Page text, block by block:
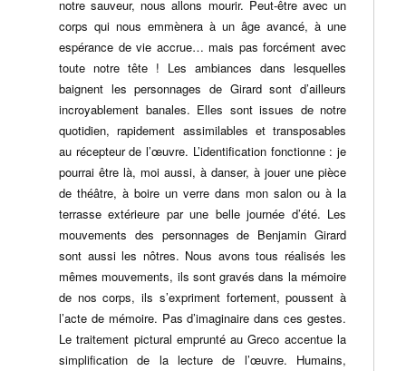
notre sauveur, nous allons mourir. Peut-être avec un
corps qui nous emmènera à un âge avancé, à une
espérance de vie accrue… mais pas forcément avec
toute notre tête ! Les ambiances dans lesquelles
baignent les personnages de Girard sont d’ailleurs
incroyablement banales. Elles sont issues de notre
quotidien, rapidement assimilables et transposables
au récepteur de l’œuvre. L’identification fonctionne : je
pourrai être là, moi aussi, à danser, à jouer une pièce
de théâtre, à boire un verre dans mon salon ou à la
terrasse extérieure par une belle journée d’été. Les
mouvements des personnages de Benjamin Girard
sont aussi les nôtres. Nous avons tous réalisés les
mêmes mouvements, ils sont gravés dans la mémoire
de nos corps, ils s’expriment fortement, poussent à
l’acte de mémoire. Pas d’imaginaire dans ces gestes.
Le traitement pictural emprunté au Greco accentue la
simplification de la lecture de l’œuvre. Humains,